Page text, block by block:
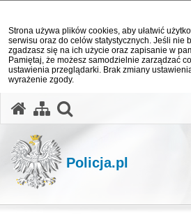
Strona używa plików cookies, aby ułatwić
serwisu oraz do celów statystycznych. Jeśli nie
zgadzasz się na ich użycie oraz zapisanie w
Pamiętaj, że możesz samodzielnie zarządzać
ustawienia przeglądarki. Brak zmiany
wyrażenie zgody.
Policja.pl